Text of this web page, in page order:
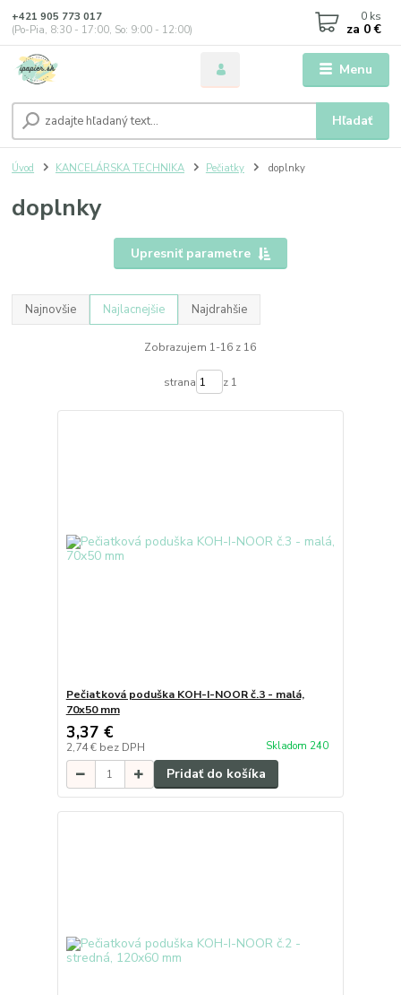
Menu
Hľadať
+421 905 773 017
(Po-Pia, 8:30 - 17:00, So: 9:00 - 12:00)
0 ks
za 0 €
Úvod KANCELÁRSKA TECHNIKA Pečiatky doplnky
doplnky
Upresniť parametre
Najnovšie Najlacnejšie Najdrahšie
Zobrazujem 1-16 z 16
strana z 1
Pečiatková poduška KOH-I-NOOR č.3 - malá,
70x50 mm
3,37 €
2,74 € bez DPH Skladom 240
Pridať do košíka